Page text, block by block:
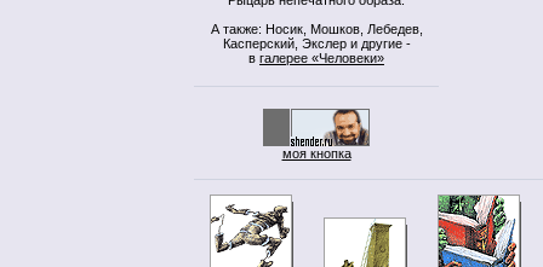
А также: Носик, Мошков, Лебедев,
Касперский, Экслер и другие -
в галерее «Человеки»
моя кнопка